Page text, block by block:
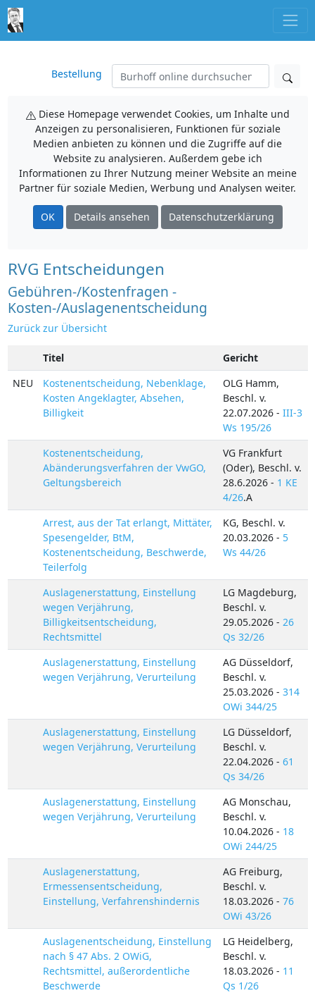
Bestellung
Diese Homepage verwendet Cookies, um Inhalte und
Anzeigen zu personalisieren, Funktionen für soziale
Medien anbieten zu können und die Zugriffe auf die
Website zu analysieren. Außerdem gebe ich
Informationen zu Ihrer Nutzung meiner Website an meine
Partner für soziale Medien, Werbung und Analysen weiter.
OK Details ansehen Datenschutzerklärung
RVG Entscheidungen
Gebühren-/Kostenfragen -
Kosten-/Auslagenentscheidung
Zurück zur Übersicht
Titel
Gericht
NEU
Kostenentscheidung, Nebenklage,
Kosten Angeklagter, Absehen,
Billigkeit
OLG Hamm,
Beschl. v.
22.07.2026 - III-3
Ws 195/26
Kostenentscheidung,
Abänderungsverfahren der VwGO,
Geltungsbereich
VG Frankfurt
(Oder), Beschl. v.
28.6.2026 - 1 KE
4/26.A
Arrest, aus der Tat erlangt, Mittäter,
Spesengelder, BtM,
Kostenentscheidung, Beschwerde,
Teilerfolg
KG, Beschl. v.
20.03.2026 - 5
Ws 44/26
Auslagenerstattung, Einstellung
wegen Verjährung,
Billigkeitsentscheidung,
Rechtsmittel
LG Magdeburg,
Beschl. v.
29.05.2026 - 26
Qs 32/26
Auslagenerstattung, Einstellung
wegen Verjährung, Verurteilung
AG Düsseldorf,
Beschl. v.
25.03.2026 - 314
OWi 344/25
Auslagenerstattung, Einstellung
wegen Verjährung, Verurteilung
LG Düsseldorf,
Beschl. v.
22.04.2026 - 61
Qs 34/26
Auslagenerstattung, Einstellung
wegen Verjährung, Verurteilung
AG Monschau,
Beschl. v.
10.04.2026 - 18
OWi 244/25
Auslagenerstattung,
Ermessensentscheidung,
Einstellung, Verfahrenshindernis
AG Freiburg,
Beschl. v.
18.03.2026 - 76
OWi 43/26
Auslagenentscheidung, Einstellung
nach § 47 Abs. 2 OWiG,
Rechtsmittel, außerordentliche
Beschwerde
LG Heidelberg,
Beschl. v.
18.03.2026 - 11
Qs 1/26